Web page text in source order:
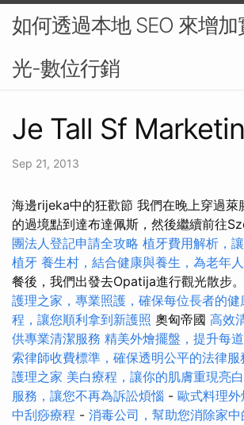
如何透過本地 SEO 來增
光-數位行銷
Je Tall Sf
Sep 21, 2013
海邊rijeka中的狂歡節 我們在晚上穿過萊
的過境點到達布達佩斯，然後繼續前往
團法人登記申請全攻略 植牙費用解析，
植牙 養生村，結合健康與養生，為老年
餐後，我們出發去Opatija進行觀光散步。
護理之家，專業照護，確保每位長者的健
程，讓您順利拿到新護照 奧匈帝國 高效
供專業清潔服務 精美外燴擺盤，提升每
索律師收費標準，確保透明公平的法律服
護理之家 美白療程，讓你的肌膚重現亮
服務，讓您不再為訴訟煩惱 - 歐式料理外
中刮痧療程 - 消毒公司，幫助您消除家